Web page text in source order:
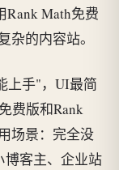
Math免费
杂的内容站。
上手"，UI最简
费版和Rank
场景：完全没
博客主、企业站